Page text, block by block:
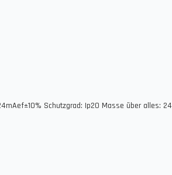
Schutzgrad: Ip20 Masse über alles: